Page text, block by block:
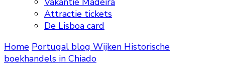
Attractie tickets
De Lisboa card
Home Portugal blog Wijken Historische
boekhandels in Chiado